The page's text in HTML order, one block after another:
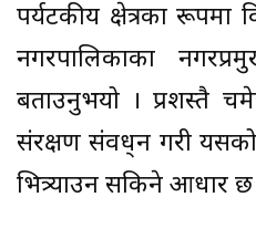
पर्यटकीय क्षेत्रका रूपमा
नगरपालिकाका
बताउनुभयो । प्रशस्तै
संरक्षण संवद्र्धन गरी
भित्र्याउन सकिने आधार छ